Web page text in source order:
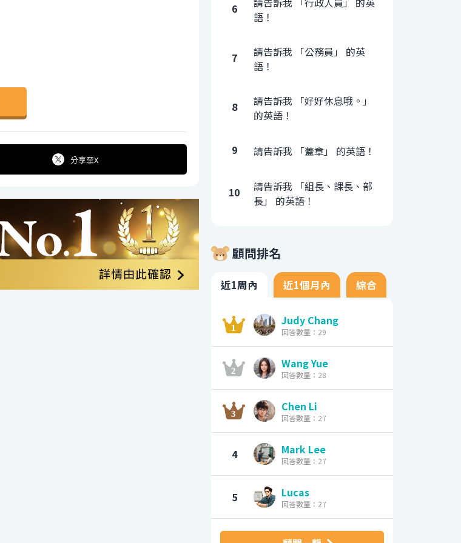
分享至X
6
語！
7
請告訴我 「公務員」 的英
語！
8
請告訴我 「好好休息哦。」
的英語！
9 請告訴我 「蓋章」 的英語！
10
請告訴我 「組長、課長、部
長」 的英語！
顧問排名
近1周內 近1個月內 綜合
Judy Chang
回答數量：29
Wang Yue
回答數量：28
Chen Li
回答數量：27
4 Mark Lee
回答數量：27
5 Lucas
回答數量：27